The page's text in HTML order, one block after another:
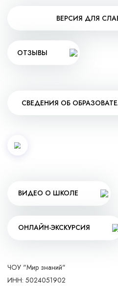
ВЕРСИЯ ДЛЯ
ОТЗЫВЫ
СВЕДЕНИЯ ОБ
ВИДЕО О ШКОЛЕ
ОНЛАЙН-ЭКСКУРСИЯ
ЧОУ "Мир знаний"
ИНН: 5024051902